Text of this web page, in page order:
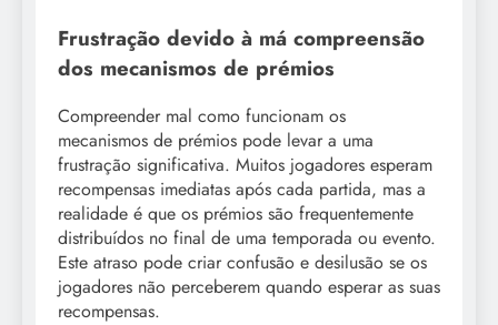
Frustração devido à má compreensão
dos mecanismos de prémios
Compreender mal como funcionam os
mecanismos de prémios pode levar a uma
frustração significativa. Muitos jogadores esperam
recompensas imediatas após cada partida, mas a
realidade é que os prémios são frequentemente
distribuídos no final de uma temporada ou evento.
Este atraso pode criar confusão e desilusão se os
jogadores não perceberem quando esperar as suas
recompensas.